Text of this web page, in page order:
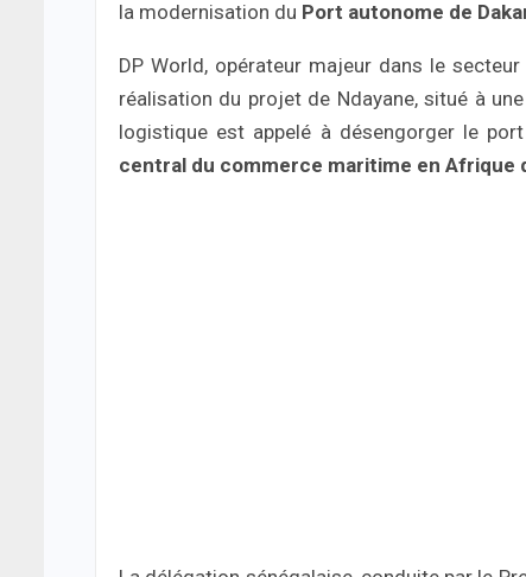
la modernisation du Port autonome de
DP World, opérateur majeur dans le
réalisation du projet de Ndayane, situé à
logistique est appelé à désengorger le
central du commerce maritime en Afrique